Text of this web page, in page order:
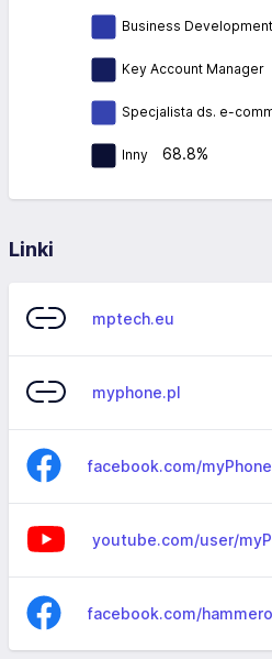
Business
Key Account Manager
Specjalista ds. e-
Inny 68.8%
Linki
mptech.eu
myphone.pl
facebook.com/
youtube.com/user/
facebook.com/